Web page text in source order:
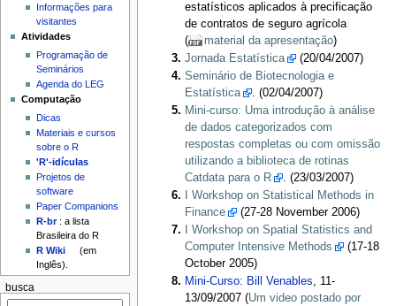
estatísticos aplicados à precificação
de contratos de seguro agrícola
(
material da apresentação)
Jornada Estatística
(20/04/2007)
Seminário de Biotecnologia e
Estatística
. (02/04/2007)
Mini-curso: Uma introdução à análise
de dados categorizados com
respostas completas ou com omissão
utilizando a biblioteca de rotinas
Catdata para o R
. (23/03/2007)
I Workshop on Statistical Methods in
Finance
(27-28 November 2006)
I Workshop on Spatial Statistics and
Computer Intensive Methods
(17-18
October 2005)
Mini-Curso: Bill Venables, 11-
13/09/2007 (Um video postado por
Informações para
visitantes
Atividades
Programação de
Seminários
Agenda do LEG
Computação
Dicas
Materiais e cursos
sobre o R
'R'-idículas
Projetos de
software
Paper Companions
R-br: a lista
Brasileira do R
R Wiki
(em
Inglês).
busca